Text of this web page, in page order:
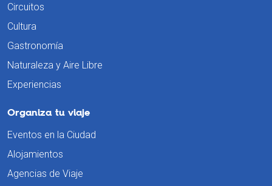
Circuitos
Cultura
Gastronomía
Naturaleza y Aire Libre
Experiencias
Organiza tu viaje
Eventos en la Ciudad
Alojamientos
Agencias de Viaje